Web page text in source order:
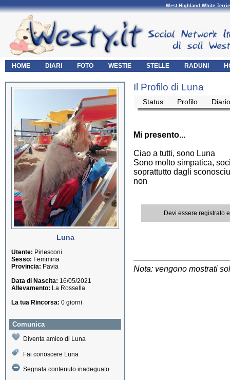
West Highland White
HOME DIARI FOTO WESTIE STELLE RADUNI
Luna
Utente: Pirlesconi
Sesso: Femmina
Provincia: Pavia
Data di Nascita: 16/05/2021
Allevamento: La Rossella
La tua Rincorsa: 0 giorni
Comunica
Diventa amico di Luna
Fai conoscere Luna
Segnala contenuto inadeguato
Il Profilo di Luna
Status Profilo Diario
Mi presento...
Ciao a tutti, sono Luna
Sono molto simpatica,
soprattutto dagli
non
Devi essere registrato
Nota: vengono mostrati